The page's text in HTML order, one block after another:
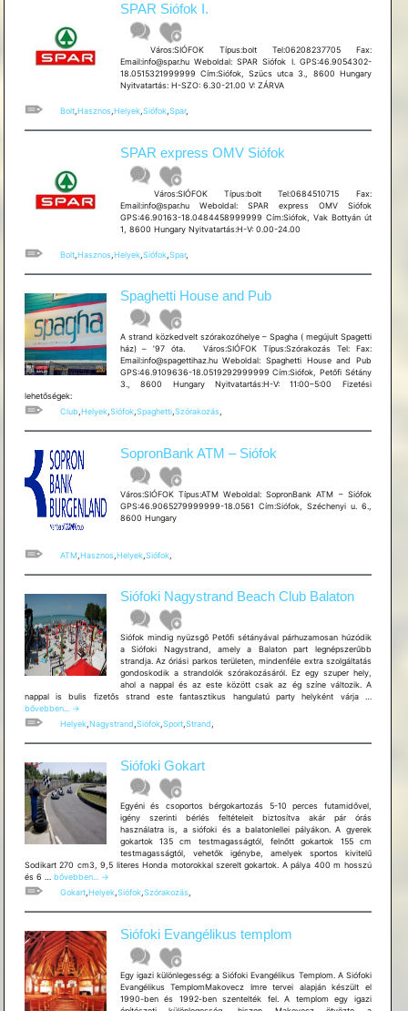
SPAR Siófok I.
Város:SIÓFOK Típus:bolt Tel:06208237705 Fax:
Email:info@spar.hu Weboldal: SPAR Siófok I. GPS:46.9054302-
18.0515321999999 Cím:Siófok, Szücs utca 3., 8600 Hungary
Nyitvatartás: H-SZO: 6.30-21.00 V: ZÁRVA
Bolt, Hasznos, Helyek, Siófok, Spar,
SPAR express OMV Siófok
Város:SIÓFOK Típus:bolt Tel:0684510715 Fax:
Email:info@spar.hu Weboldal: SPAR express OMV Siófok
GPS:46.90163-18.0484458999999 Cím:Siófok, Vak Bottyán út
1, 8600 Hungary Nyitvatartás:H-V: 0.00-24.00
Bolt, Hasznos, Helyek, Siófok, Spar,
Spaghetti House and Pub
A strand közkedvelt szórakozóhelye – Spagha ( megújult Spagetti
ház) – ’97 óta. Város:SIÓFOK Típus:Szórakozás Tel: Fax:
Email:info@spagettihaz.hu Weboldal: Spaghetti House and Pub
GPS:46.9109636-18.0519292999999 Cím:Siófok, Petőfi Sétány
3., 8600 Hungary Nyitvatartás:H-V: 11:00–5:00 Fizetési
lehetőségek:
Club Helyek, Siófok, Spaghetti, Szórakozás,
SopronBank ATM – Siófok
Város:SIÓFOK Típus:ATM Weboldal: SopronBank ATM – Siófok
GPS:46.9065279999999-18.0561 Cím:Siófok, Széchenyi u. 6.,
8600 Hungary
ATM, Hasznos, Helyek, Siófok,
Siófoki Nagystrand Beach Club Balaton
Siófok mindig nyüzsgő Petőfi sétányával párhuzamosan húzódik
a Siófoki Nagystrand, amely a Balaton part legnépszerűbb
strandja. Az óriási parkos területen, mindenféle extra szolgáltatás
gondoskodik a strandolók szórakozásáról. Ez egy szuper hely,
ahol a nappal és az este között csak az ég színe változik. A
nappal is bulis fizetős strand este fantasztikus hangulatú party helyként várja …
Balaton
bővebben...
→
Helyek, Nagystrand Siófok, Sport, Strand
Siófoki Gokart
Egyéni és csoportos bérgokartozás 5-10 perces futamidővel,
igény szerinti bérlés feltételeit biztosítva akár pár órás
használatra is, a siófoki és a balatonlellei pályákon. A gyerek
gokartok 135 cm testmagasságtól, felnőtt gokartok 155 cm
testmagasságtól, vehetők igénybe, amelyek sportos kivitelű
Sodikart 270 cm3, 9,5 literes Honda motorokkal szerelt gokartok. A pálya 400 m hosszú
és 6 … Siófoki
Gokart
bővebben... →
Gokart, Helyek, Siófok, Szórakozás,
Siófoki Evangélikus templom
Egy igazi különlegesség: a Siófoki Evangélikus Templom. A Siófoki
Evangélikus TemplomMakovecz Imre tervei alapján készült el
1990-ben és 1992-ben szentelték fel. A templom egy igazi